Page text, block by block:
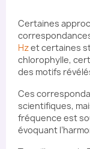
Certaines
Hzet certaines
chlorophylle,
des motifs
Ces
scientifiques,
fréquence est
évoquant